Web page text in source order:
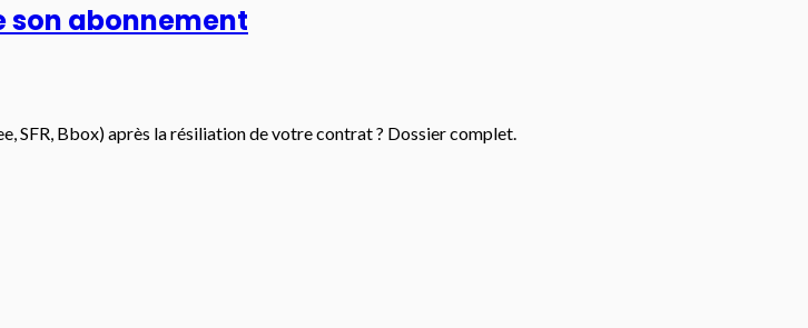
son abonnement
SFR, Bbox) après la résiliation de votre contrat ? Dossier complet.